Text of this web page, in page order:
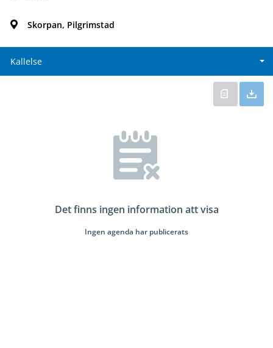
Skorpan, Pilgrimstad
Kallelse
Det finns ingen information att visa
Ingen agenda har publicerats